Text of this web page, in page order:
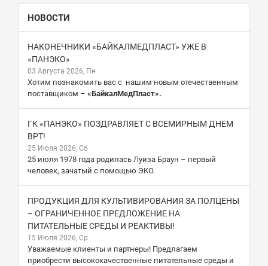
НОВОСТИ
НАКОНЕЧНИКИ «БАЙКАЛМЕДПЛАСТ» УЖЕ В
«ПАНЭКО»
03 Августа 2026, Пн
Хотим познакомить вас с нашим новым отечественным
поставщиком – «БайкалМедПласт».
ГК «ПАНЭКО» ПОЗДРАВЛЯЕТ С ВСЕМИРНЫМ ДНЕМ
ВРТ!
25 Июля 2026, Сб
25 июля 1978 года родилась Луиза Браун – первый
человек, зачатый с помощью ЭКО.
ПРОДУКЦИЯ ДЛЯ КУЛЬТИВИРОВАНИЯ ЗА ПОЛЦЕНЫ
– ОГРАНИЧЕННОЕ ПРЕДЛОЖЕНИЕ НА
ПИТАТЕЛЬНЫЕ СРЕДЫ И РЕАКТИВЫ!
15 Июля 2026, Ср
Уважаемые клиенты и партнеры! Предлагаем
приобрести высококачественные питательные среды и